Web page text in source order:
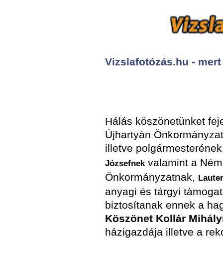
Vizslafotózás.hu -
Hálás köszönetünket
Újhartyán
illetve
Józsefnek valamint a
Önkormányzatnak,
anyagi és tárgyi
biztosítanak ennek a
Köszönet Kollár
házigazdája illetve a